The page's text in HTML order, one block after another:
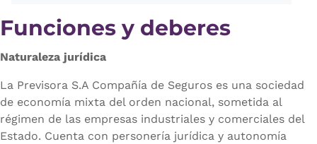
Funciones y deberes
Naturaleza jurídica
La Previsora S.A Compañía de Seguros es una sociedad
de economía mixta del orden nacional, sometida al
régimen de las empresas industriales y comerciales del
Estado. Cuenta con personería jurídica y autonomía